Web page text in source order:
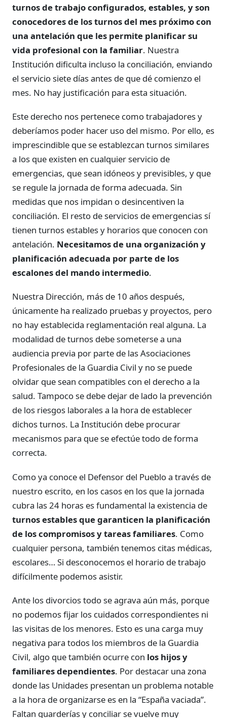
turnos de trabajo configurados, estables, y son
conocedores de los turnos del mes próximo con
una antelación que les permite planificar su
vida profesional con la familiar. Nuestra
Institución dificulta incluso la conciliación, enviando
el servicio siete días antes de que dé comienzo el
mes. No hay justificación para esta situación.
Este derecho nos pertenece como trabajadores y
deberíamos poder hacer uso del mismo. Por ello, es
imprescindible que se establezcan turnos similares
a los que existen en cualquier servicio de
emergencias, que sean idóneos y previsibles, y que
se regule la jornada de forma adecuada. Sin
medidas que nos impidan o desincentiven la
conciliación. El resto de servicios de emergencias sí
tienen turnos estables y horarios que conocen con
antelación. Necesitamos de una organización y
planificación adecuada por parte de los
escalones del mando intermedio.
Nuestra Dirección, más de 10 años después,
únicamente ha realizado pruebas y proyectos, pero
no hay establecida reglamentación real alguna. La
modalidad de turnos debe someterse a una
audiencia previa por parte de las Asociaciones
Profesionales de la Guardia Civil y no se puede
olvidar que sean compatibles con el derecho a la
salud. Tampoco se debe dejar de lado la prevención
de los riesgos laborales a la hora de establecer
dichos turnos. La Institución debe procurar
mecanismos para que se efectúe todo de forma
correcta.
Como ya conoce el Defensor del Pueblo a través de
nuestro escrito, en los casos en los que la jornada
cubra las 24 horas es fundamental la existencia de
turnos estables que garanticen la planificación
de los compromisos y tareas familiares. Como
cualquier persona, también tenemos citas médicas,
escolares… Si desconocemos el horario de trabajo
difícilmente podemos asistir.
Ante los divorcios todo se agrava aún más, porque
no podemos fijar los cuidados correspondientes ni
las visitas de los menores. Esto es una carga muy
negativa para todos los miembros de la Guardia
Civil, algo que también ocurre con los hijos y
familiares dependientes. Por destacar una zona
donde las Unidades presentan un problema notable
a la hora de organizarse es en la “España vaciada”.
Faltan guarderías y conciliar se vuelve muy